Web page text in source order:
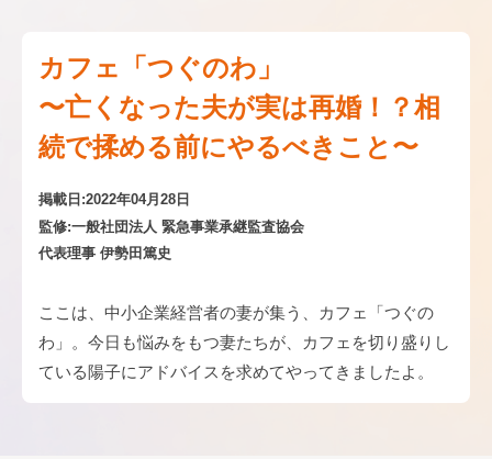
カフェ「つぐのわ」
〜亡くなった夫が実は再婚！？相
続で揉める前にやるべきこと〜
掲載日:2022年04月28日
監修:一般社団法人 緊急事業承継監査協会
代表理事 伊勢田篤史
ここは、中小企業経営者の妻が集う、カフェ「つぐの
わ」。今日も悩みをもつ妻たちが、カフェを切り盛りし
ている陽子にアドバイスを求めてやってきましたよ。